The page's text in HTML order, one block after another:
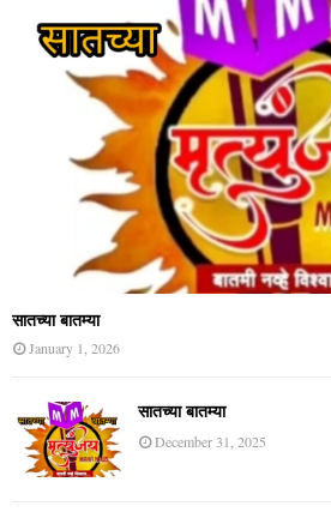
सातच्या बातम्या
January 1, 2026
सातच्या बातम्या
December 31, 2025